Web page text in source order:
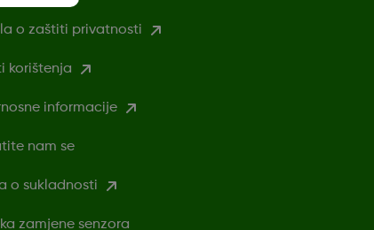
o zaštiti privatnosti
korištenja
informacije
nam se
o sukladnosti
zamjene senzora